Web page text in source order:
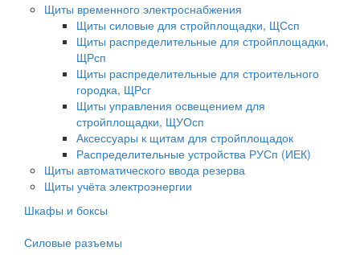
Щиты временного электроснабжения
Щиты силовые для стройплощадки, ЩСсп
Щиты распределительные для стройплощадки,
ЩРсп
Щиты распределительные для строительного
городка, ЩРсг
Щиты управления освещением для
стройплощадки, ЩУОсп
Аксессуары к щитам для стройплощадок
Распределительные устройства РУСп (ИЕК)
Щиты автоматического ввода резерва
Щиты учёта электроэнергии
Шкафы и боксы
Силовые разъемы